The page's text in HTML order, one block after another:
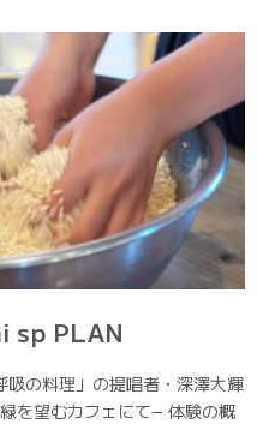
sp PLAN
の料理」の提唱者・深澤大輝
を望むカフェにて− 体験の概